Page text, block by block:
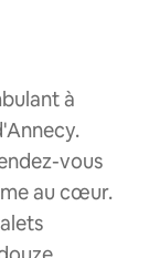
à
vous
au cœur.